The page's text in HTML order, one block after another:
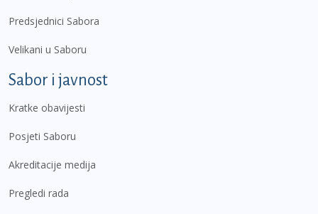
Predsjednici Sabora
Velikani u Saboru
Sabor i javnost
Kratke obavijesti
Posjeti Saboru
Akreditacije medija
Pregledi rada